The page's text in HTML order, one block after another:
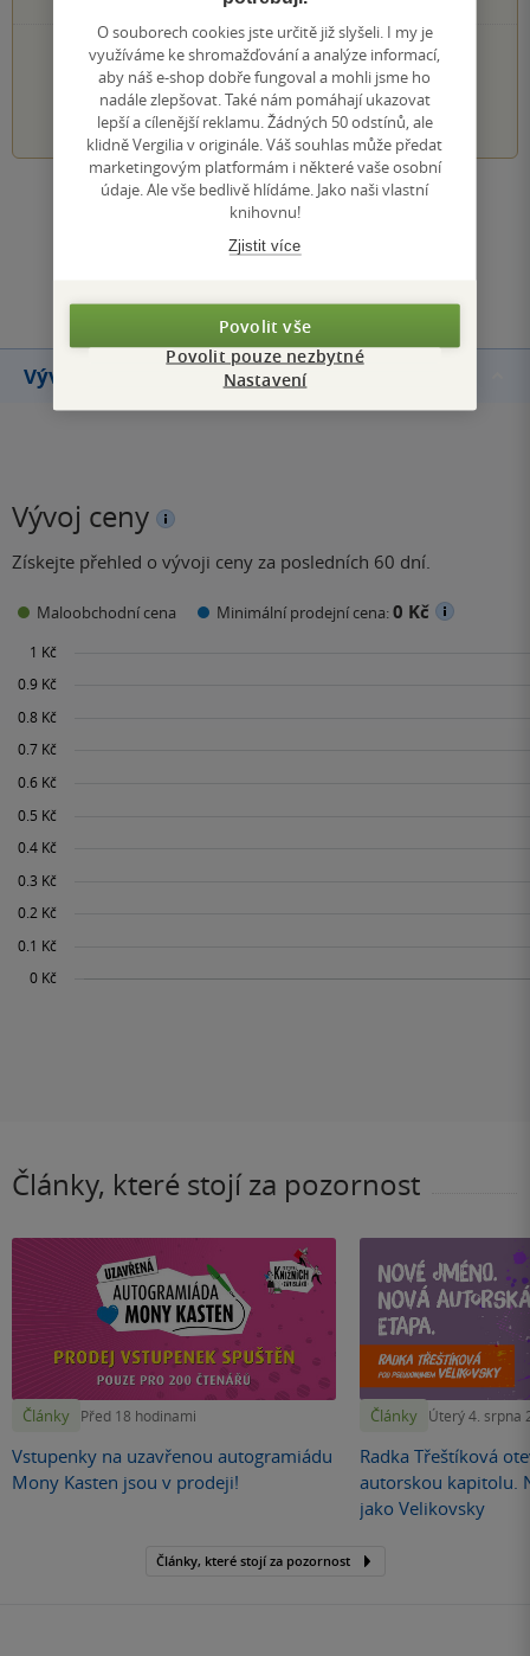
PŘIDEJTE SVÉ HODNOCENÍ KNIHY
1 2 3 4 5
Zobrazit všechna hodnocení
Vývoj ceny
Vývoj ceny
Získejte přehled o vývoji ceny za posledních 60 dní.
Maloobchodní cena Minimální prodejní cena:0 Kč
Články, které stojí za pozornost
Články Před 18 hodinami
Vstupenky na uzavřenou autogramiádu
Mony Kasten jsou v prodeji!
Články Úterý 4. srpna
Radka Třeštíková
autorskou kapitolu.
jako Velikovsky
Články, které stojí za pozornost
O souborech cookies jste určitě již slyšeli. I my je
využíváme ke shromažďování a analýze informací,
aby náš e-shop dobře fungoval a mohli jsme ho
nadále zlepšovat. Také nám pomáhají ukazovat
lepší a cílenější reklamu. Žádných 50 odstínů, ale
klidně Vergilia v originále. Váš souhlas může předat
marketingovým platformám i některé vaše osobní
údaje. Ale vše bedlivě hlídáme. Jako naši vlastní
knihovnu!
Zjistit více
Povolit vše
Povolit pouze nezbytné
Nastavení